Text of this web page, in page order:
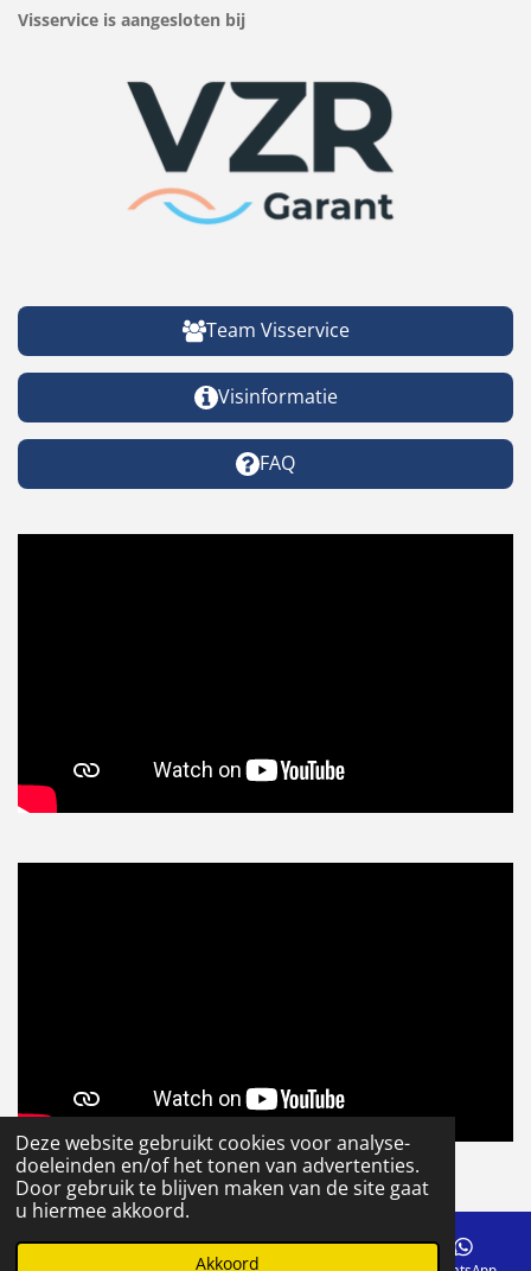
Deze website gebruikt cookies voor analyse-
doeleinden en/of het tonen van advertenties.
Door gebruik te blijven maken van de site gaat
u hiermee akkoord.
Akkoord
l
e
e
l
a
r
l
e
Visservice is aangesloten bij
Team Visservice
Visinformatie
FAQ
© 2020 - 2026 Visservice
Powered by JouwWeb